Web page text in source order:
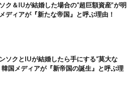
ク＆IUが結婚した場合の“超巨額資産”が明
ィアが『新たな帝国』と呼ぶ理由！
ソクとIUが結婚したら手にする“莫大な
国メディアが『新帝国の誕生』と呼ぶ理